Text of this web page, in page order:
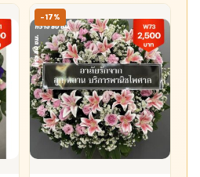
-17%